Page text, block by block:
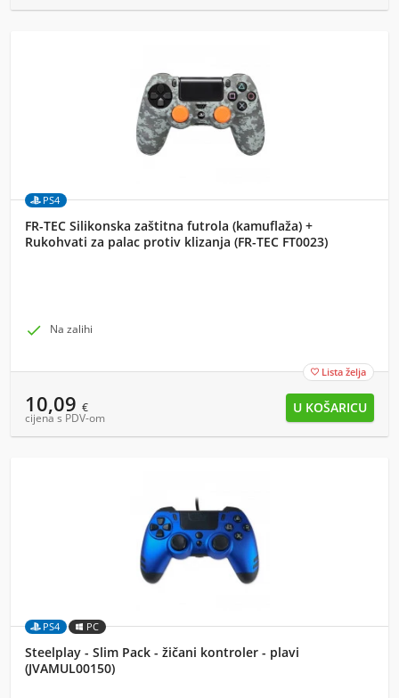
PS4
FR-TEC Silikonska zaštitna futrola (kamuflaža) +
Rukohvati za palac protiv klizanja (FR-TEC FT0023)
 Na zalihi
 Lista želja
10,09 €
cijena s PDV-om
PS4 PC
Steelplay - Slim Pack - žičani kontroler - plavi
(JVAMUL00150)